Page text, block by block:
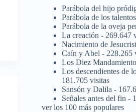
Parábola del hijo
Parábola de los talentos
Parábola de la oveja
La creación - 269.647
Nacimiento de
Caín y Abel - 228.265
Los Diez
Los descendientes de
181.705 visitas
Sansón y Dalila -
Señales antes del fin -
ver los 100 más populares